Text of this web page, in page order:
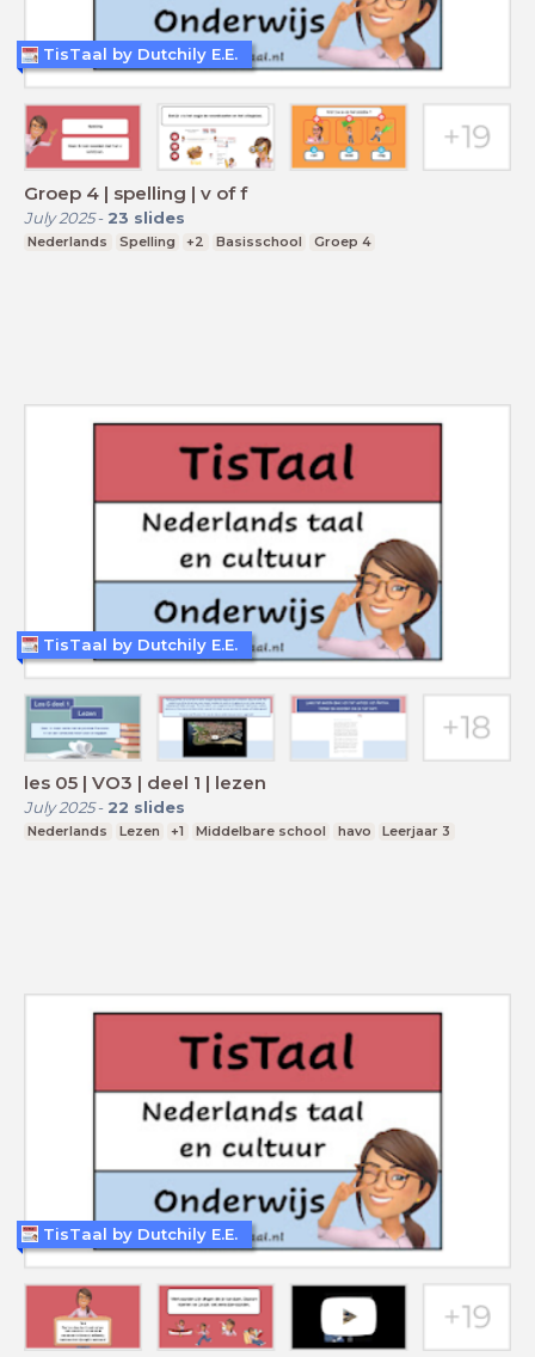
Groep 4 | spelling | v of f
July 2025- 23 slides
Nederlands Spelling +2 Basisschool Groep 4
TisTaal by Dutchily E.E.
les 05 | VO3 | deel 1 | lezen
July 2025- 22 slides
Nederlands Lezen +1 Middelbare school havo Leerjaar 3
TisTaal by Dutchily E.E.
TisTaal by Dutchily E.E.